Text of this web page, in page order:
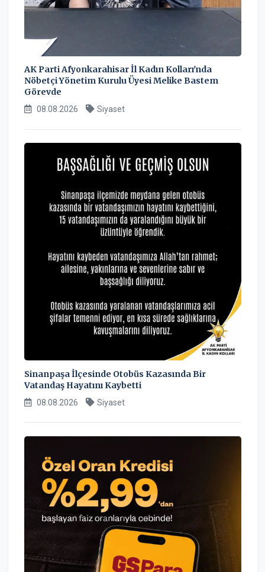
AK Parti Afyonkarahisar İl Kadın Kolları'nda
Nöbetçi Yönetim Kurulu Üyesi Melike Bastem
Görevde
08.08.2026 Siyaset
Sinanpaşa İlçesinde Otobüs Kazasında Bir
Vatandaş Hayatını Kaybetti
08.08.2026 Siyaset